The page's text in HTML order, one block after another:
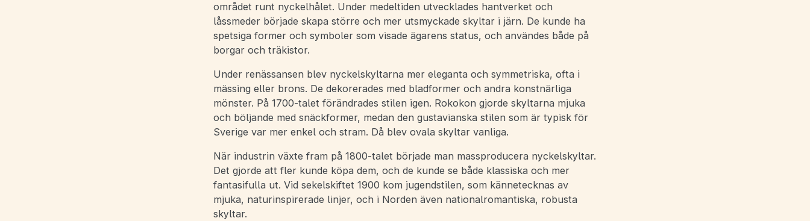
området runt nyckelhålet. Under medeltiden utvecklades hantverket och
låssmeder började skapa större och mer utsmyckade skyltar i järn. De kunde ha
spetsiga former och symboler som visade ägarens status, och användes både på
borgar och träkistor.
Under renässansen blev nyckelskyltarna mer eleganta och symmetriska, ofta i
mässing eller brons. De dekorerades med bladformer och andra konstnärliga
mönster. På 1700-talet förändrades stilen igen. Rokokon gjorde skyltarna mjuka
och böljande med snäckformer, medan den gustavianska stilen som är typisk för
Sverige var mer enkel och stram. Då blev ovala skyltar vanliga.
När industrin växte fram på 1800-talet började man massproducera nyckelskyltar.
Det gjorde att fler kunde köpa dem, och de kunde se både klassiska och mer
fantasifulla ut. Vid sekelskiftet 1900 kom jugendstilen, som kännetecknas av
mjuka, naturinspirerade linjer, och i Norden även nationalromantiska, robusta
skyltar.